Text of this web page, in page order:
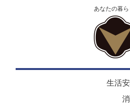
あなたの暮
生活